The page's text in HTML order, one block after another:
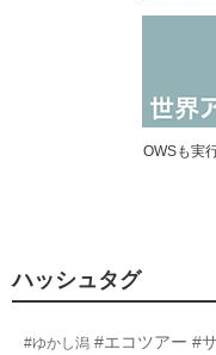
OWSも実
ハッシュタグ
#ゆかし潟 #エコツアー #